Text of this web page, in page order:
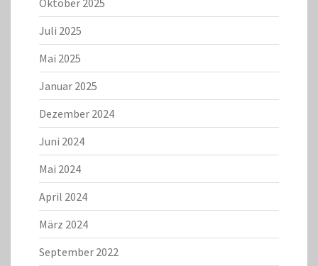
Oktober 2025
Juli 2025
Mai 2025
Januar 2025
Dezember 2024
Juni 2024
Mai 2024
April 2024
März 2024
September 2022